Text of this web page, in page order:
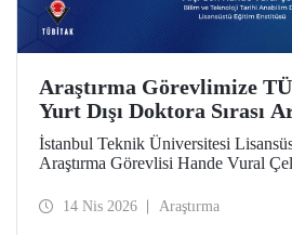
Araştırma Görevlimize
Yurt Dışı Doktora Sırası
İstanbul Teknik Üniversitesi
Araştırma Görevlisi Hande Vural
desteklenmeye hak kazandı.
14 Nis 2026 Araştırma